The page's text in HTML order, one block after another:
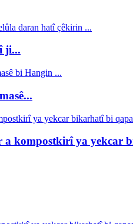
ji...
a kompostkirî ya